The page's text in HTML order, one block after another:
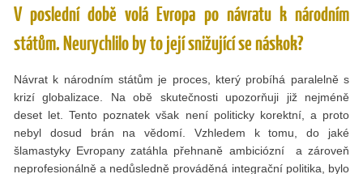
V poslední době volá Evropa po návratu k národním
státům. Neurychlilo by to její snižující se náskok?
Návrat k národním státům je proces, který probíhá paralelně s
krizí globalizace. Na obě skutečnosti upozorňuji již nejméně
deset let. Tento poznatek však není politicky korektní, a proto
nebyl dosud brán na vědomí. Vzhledem k tomu, do jaké
šlamastyky Evropany zatáhla přehnaně ambiciózní a zároveň
neprofesionálně a nedůsledně prováděná integrační politika, bylo